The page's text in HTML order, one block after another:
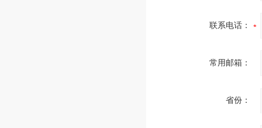
联系电话：
常用邮箱：
省份：